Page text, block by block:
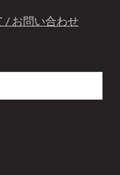
/ お問い合わせ